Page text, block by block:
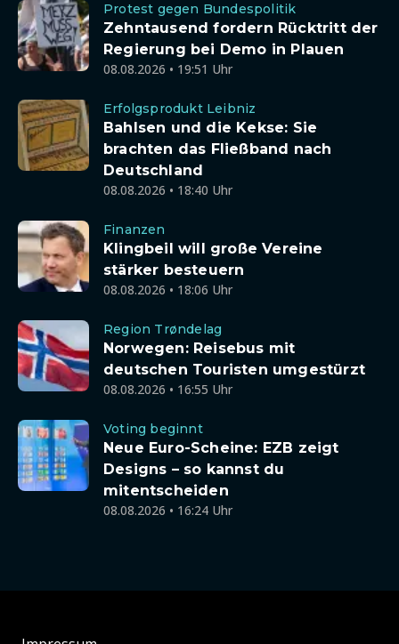
Protest gegen Bundespolitik
Zehntausend fordern Rücktritt der
Regierung bei Demo in Plauen
08.08.2026 • 19:51 Uhr
Erfolgsprodukt Leibniz
Bahlsen und die Kekse: Sie
brachten das Fließband nach
Deutschland
08.08.2026 • 18:40 Uhr
Finanzen
Klingbeil will große Vereine
stärker besteuern
08.08.2026 • 18:06 Uhr
Region Trøndelag
Norwegen: Reisebus mit
deutschen Touristen umgestürzt
08.08.2026 • 16:55 Uhr
Voting beginnt
Neue Euro-Scheine: EZB zeigt
Designs – so kannst du
mitentscheiden
08.08.2026 • 16:24 Uhr